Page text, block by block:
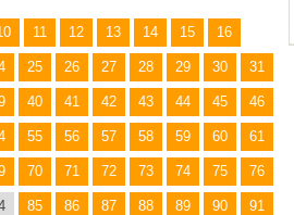
11 12 13 14 15 16
25 26 27 28 29 30 31
40 41 42 43 44 45 46
55 56 57 58 59 60 61
70 71 72 73 74 75 76
85 86 87 88 89 90 91